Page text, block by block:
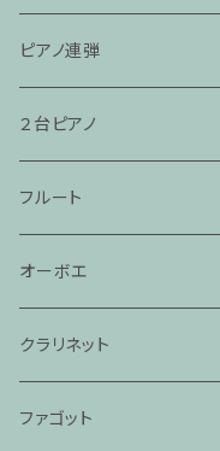
ピアノ連弾
２台ピアノ
フルート
オーボエ
クラリネット
ファゴット